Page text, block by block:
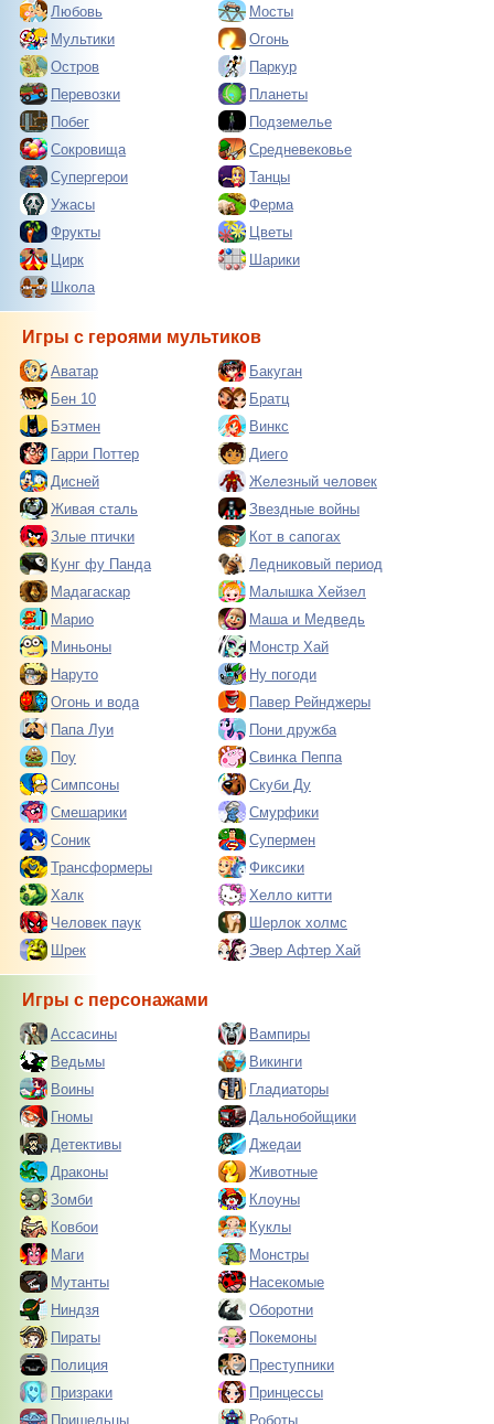
Любовь
Мосты
Мультики
Огонь
Остров
Паркур
Перевозки
Планеты
Побег
Подземелье
Сокровища
Средневековье
Супергерои
Танцы
Ужасы
Ферма
Фрукты
Цветы
Цирк
Шарики
Школа
Игры с героями мультиков
Аватар
Бакуган
Бен 10
Братц
Бэтмен
Винкс
Гарри Поттер
Диего
Дисней
Железный человек
Живая сталь
Звездные войны
Злые птички
Кот в сапогах
Кунг фу Панда
Ледниковый период
Мадагаскар
Малышка Хейзел
Марио
Маша и Медведь
Миньоны
Монстр Хай
Наруто
Ну погоди
Огонь и вода
Павер Рейнджеры
Папа Луи
Пони дружба
Поу
Свинка Пеппа
Симпсоны
Скуби Ду
Смешарики
Смурфики
Соник
Супермен
Трансформеры
Фиксики
Халк
Хелло китти
Человек паук
Шерлок холмс
Шрек
Эвер Афтер Хай
Игры с персонажами
Ассасины
Вампиры
Ведьмы
Викинги
Воины
Гладиаторы
Гномы
Дальнобойщики
Детективы
Джедаи
Драконы
Животные
Зомби
Клоуны
Ковбои
Куклы
Маги
Монстры
Мутанты
Насекомые
Ниндзя
Оборотни
Пираты
Покемоны
Полиция
Преступники
Призраки
Принцессы
Пришельцы
Роботы